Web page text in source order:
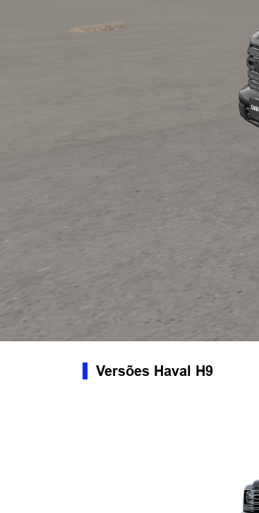
Versões Haval H9